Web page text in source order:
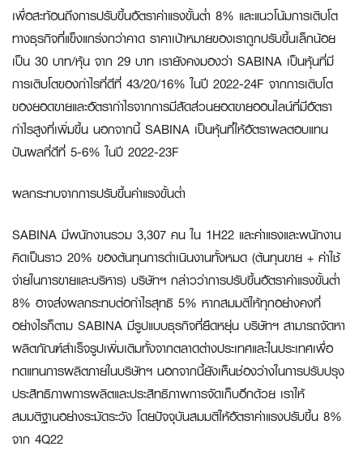
เพื่อสะท้อนถึงการปรับขึ้นอัตราค่าแรงขั้นต่ำ 8% และแนวโน้มการเติบโต
ทางธุรกิจที่แข็งแกร่งกว่าคาด ราคาเป้าหมายของเราถูกปรับขึ้นเล็กน้อย
เป็น 30 บาท/หุ้น จาก 29 บาท เรายังคงมองว่า SABINA เป็นหุ้นที่มี
การเติบโตของกำไรที่ดีที่ 43/20/16% ในปี 2022-24F จากการเติบโต
ของยอดขายและอัตรากำไรจากการมีสัดส่วนยอดขายออนไลน์ที่มีอัตรา
กำไรสูงที่เพิ่มขึ้น นอกจากนี้ SABINA เป็นหุ้นที่ให้อัตราผลตอบแทน
ปันผลที่ดีที่ 5-6% ในปี 2022-23F
ผลกระทบจากการปรับขึ้นค่าแรงขั้นต่ำ
SABINA มีพนักงานรวม 3,307 คน ใน 1H22 และค่าแรงและพนักงาน
คิดเป็นราว 20% ของต้นทุนการดำเนินงานทั้งหมด (ต้นทุนขาย + ค่าใช้
จ่ายในการขายและบริหาร) บริษัทฯ กล่าวว่าการปรับขึ้นอัตราค่าแรงขั้นต่ำ
8% อาจส่งผลกระทบต่อกำไรสุทธิ 5% หากสมมติให้ทุกอย่างคงที่
อย่างไรก็ตาม SABINA มีรูปแบบธุรกิจที่ยืดหยุ่น บริษัทฯ สามารถจัดหา
ผลิตภัณฑ์สำเร็จรูปเพิ่มเติมทั้งจากตลาดต่างประเทศและในประเทศเพื่อ
ทดแทนการผลิตภายในบริษัทฯ นอกจากนี้ยังเห็นช่องว่างในการปรับปรุง
ประสิทธิภาพการผลิตและประสิทธิภาพการจัดเก็บอีกด้วย เราให้
สมมติฐานอย่างระมัดระวัง โดยปัจจุบันสมมติให้อัตราค่าแรงปรับขึ้น 8%
จาก 4Q22